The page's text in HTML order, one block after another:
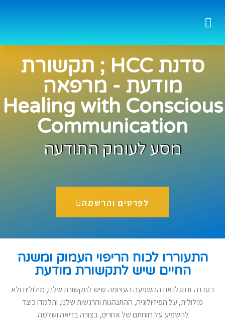
סדנת תקשורת HCC
סדנת HCC ; תקשורת
מודעת - מרפאה
Healing with Conscious
Communication
מסע לעומק התודעה
לפרטים והרשמה
התעוררו לכוח הריפוי העמוק ומשנה
החיים שיש לתקשורת מודעת
בסדנה זו תגלו את ההשפעה העצומה שיש לתקשורת שלנו, מילולית ולא
מילולית, על הפיזיולוגיה, ההתנהגות והרגשות שלנו, ותלמדו כיצד
להשפיע על רווחתם של אחרים, בצורה בריאה ושלמה.